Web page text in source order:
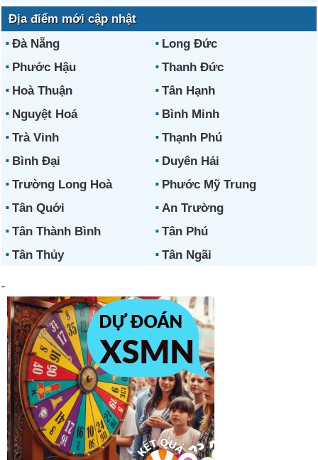
Địa điểm mới cập nhật
Đà Nẵng
Long Đức
Phước Hậu
Thanh Đức
Hoà Thuận
Tân Hạnh
Nguyệt Hoá
Bình Minh
Trà Vinh
Thạnh Phú
Bình Đại
Duyên Hải
Trường Long Hoà
Phước Mỹ Trung
Tân Quới
An Trường
Tân Thành Bình
Tân Phú
Tân Thủy
Tân Ngãi